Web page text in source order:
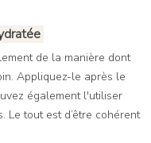
de la manière dont
Appliquez-le après le
également l'utiliser
Le tout est d’être cohérent